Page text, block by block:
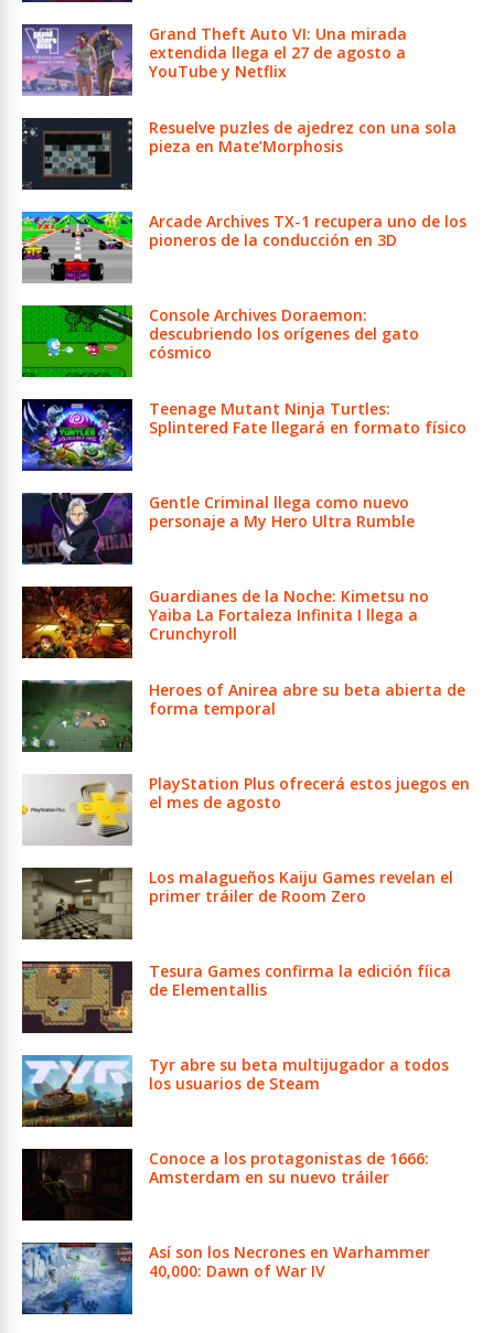
Grand Theft Auto VI: Una mirada
extendida llega el 27 de agosto a
YouTube y Netflix
Resuelve puzles de ajedrez con una sola
pieza en Mate’Morphosis
Arcade Archives TX-1 recupera uno de los
pioneros de la conducción en 3D
Console Archives Doraemon:
descubriendo los orígenes del gato
cósmico
Teenage Mutant Ninja Turtles:
Splintered Fate llegará en formato físico
Gentle Criminal llega como nuevo
personaje a My Hero Ultra Rumble
Guardianes de la Noche: Kimetsu no
Yaiba La Fortaleza Infinita I llega a
Crunchyroll
Heroes of Anirea abre su beta abierta de
forma temporal
PlayStation Plus ofrecerá estos juegos en
el mes de agosto
Los malagueños Kaiju Games revelan el
primer tráiler de Room Zero
Tesura Games confirma la edición fíica
de Elementallis
Tyr abre su beta multijugador a todos
los usuarios de Steam
Conoce a los protagonistas de 1666:
Amsterdam en su nuevo tráiler
Así son los Necrones en Warhammer
40,000: Dawn of War IV